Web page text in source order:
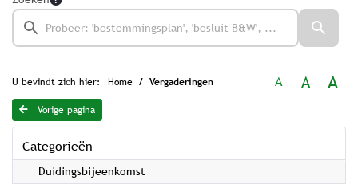
U bevindt zich hier: Home Vergaderingen A A A
Vorige pagina
Categorieën
Duidingsbijeenkomst